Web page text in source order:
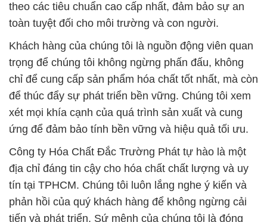
theo các tiêu chuẩn cao cấp nhất, đảm bảo sự an
toàn tuyệt đối cho môi trường và con người.
Khách hàng của chúng tôi là nguồn động viên quan
trọng để chúng tôi không ngừng phấn đấu, không
chỉ để cung cấp sản phẩm hóa chất tốt nhất, mà còn
để thúc đẩy sự phát triển bền vững. Chúng tôi xem
xét mọi khía cạnh của quá trình sản xuất và cung
ứng để đảm bảo tính bền vững và hiệu quả tối ưu.
Công ty Hóa Chất Đắc Trường Phát tự hào là một
địa chỉ đáng tin cậy cho hóa chất chất lượng và uy
tín tại TPHCM. Chúng tôi luôn lắng nghe ý kiến và
phản hồi của quý khách hàng để không ngừng cải
tiến và phát triển. Sứ mệnh của chúng tôi là đóng